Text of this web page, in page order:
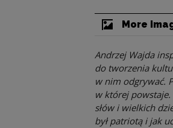
More
Andrzej Wajda
do tworzenia
w nim odgrywać.
w której
słów i wielkich
był patriotą i jak